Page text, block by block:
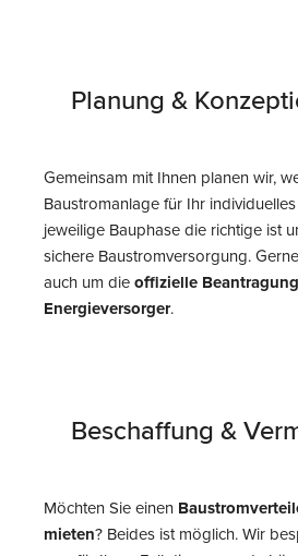
Planung &
Gemeinsam mit Ihnen planen wir,
Baustromanlage für Ihr
jeweilige Bauphase die richtige ist
sichere Baustromversorgung.
auch um die offizielle
Energieversorger.
Beschaffung &
Möchten Sie einen
mieten? Beides ist möglich. Wir